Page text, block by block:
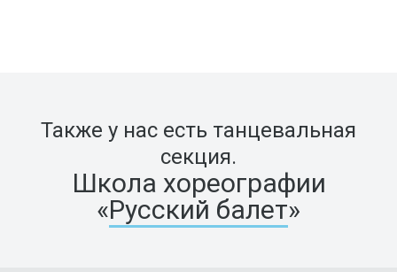
Также у нас есть танцевальная
секция.
Школа хореографии
«Русский балет»